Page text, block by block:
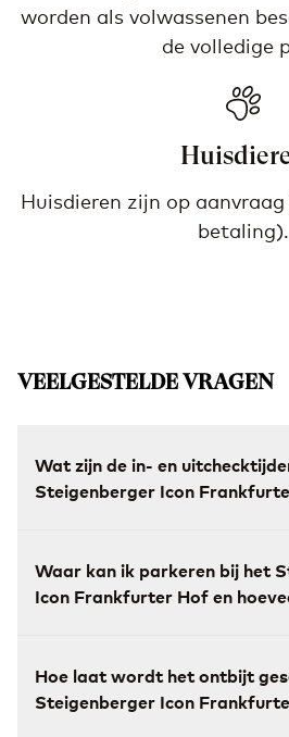
worden als volwassenen
de volledige
Huisdieren zijn op
betaling).
VEELGESTELDE VRAGEN
Wat zijn de in- en
Steigenberger Icon
Waar kan ik parkeren bij het
Icon Frankfurter Hof en
Hoe laat wordt het ontbijt
Steigenberger Icon